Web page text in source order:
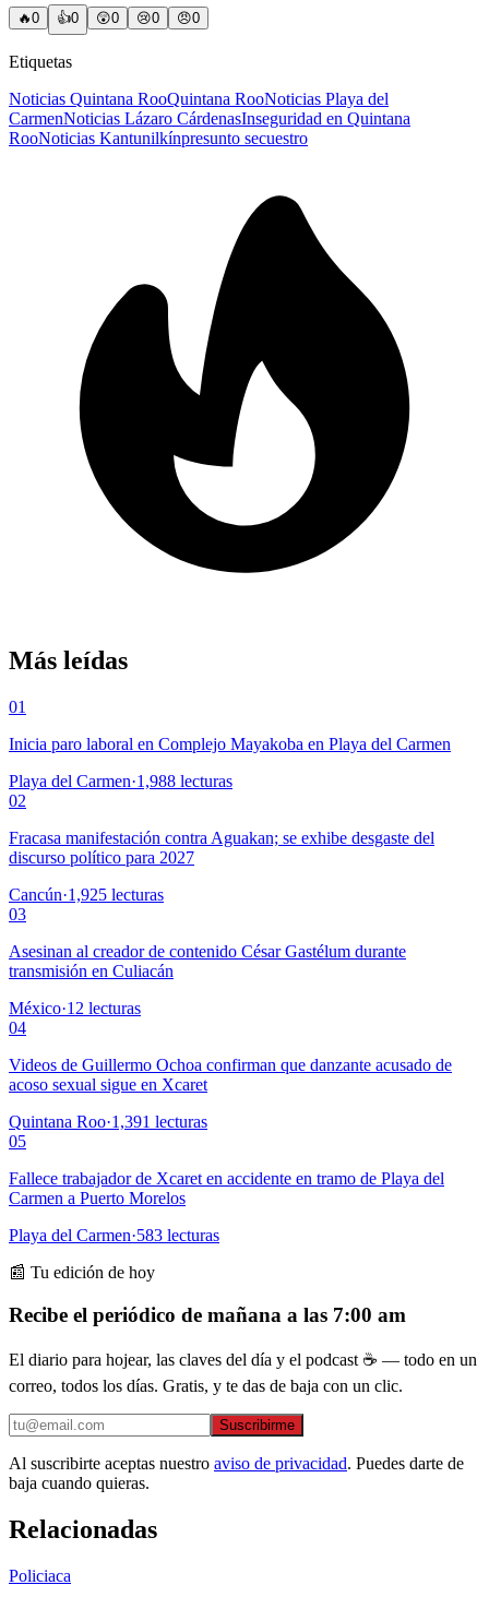
🔥0 👍0 😲0 😢0 😠0
Etiquetas
Noticias Quintana RooQuintana RooNoticias Playa del
CarmenNoticias Lázaro CárdenasInseguridad en Quintana
RooNoticias Kantunilkínpresunto secuestro
Más leídas
01
Inicia paro laboral en Complejo Mayakoba en Playa del Carmen
Playa del Carmen·1,988 lecturas
02
Fracasa manifestación contra Aguakan; se exhibe desgaste del
discurso político para 2027
Cancún·1,925 lecturas
03
Asesinan al creador de contenido César Gastélum durante
transmisión en Culiacán
México·12 lecturas
04
Videos de Guillermo Ochoa confirman que danzante acusado de
acoso sexual sigue en Xcaret
Quintana Roo·1,391 lecturas
05
Fallece trabajador de Xcaret en accidente en tramo de Playa del
Carmen a Puerto Morelos
Playa del Carmen·583 lecturas
📰 Tu edición de hoy
Recibe el periódico de mañana a las 7:00 am
El diario para hojear, las claves del día y el podcast ☕ — todo en un
correo, todos los días. Gratis, y te das de baja con un clic.
Suscribirme
Al suscribirte aceptas nuestro aviso de privacidad. Puedes darte de
baja cuando quieras.
Relacionadas
Policiaca